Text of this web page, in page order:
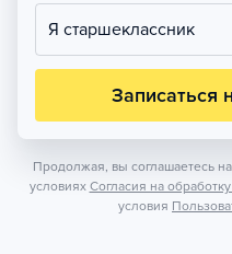
Я старшеклассник
Записаться
Продолжая, вы соглашаетесь
условиях Согласия на
условия